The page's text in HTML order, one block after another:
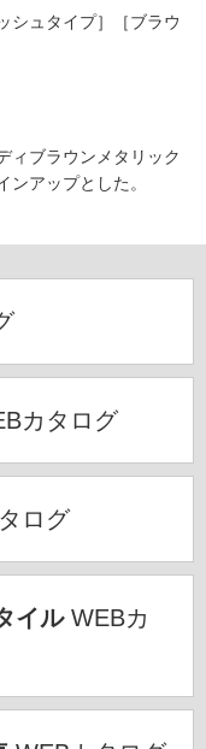
シュタイプ］［ブラウ
ィブラウンメタリック
アップとした。
カタログ
ログ
イルWEBカ